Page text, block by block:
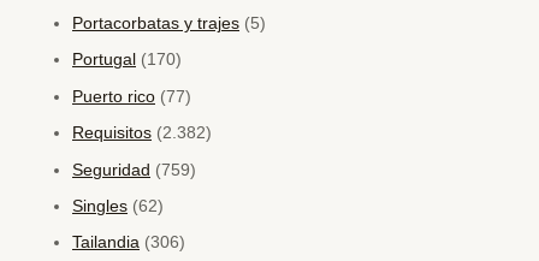
Portacorbatas y trajes (5)
Portugal (170)
Puerto rico (77)
Requisitos (2.382)
Seguridad (759)
Singles (62)
Tailandia (306)